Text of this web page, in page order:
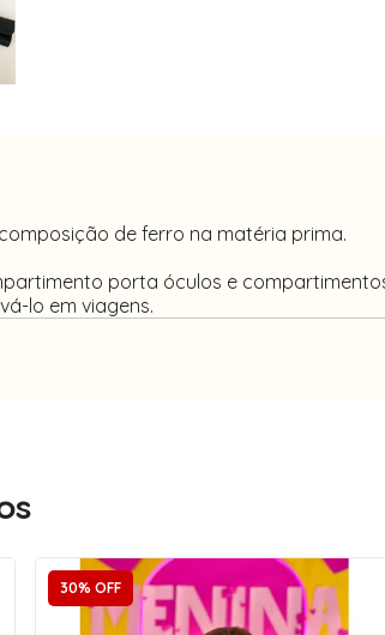
de ferro na matéria prima.
porta óculos e
lo em viagens.
30% OFF